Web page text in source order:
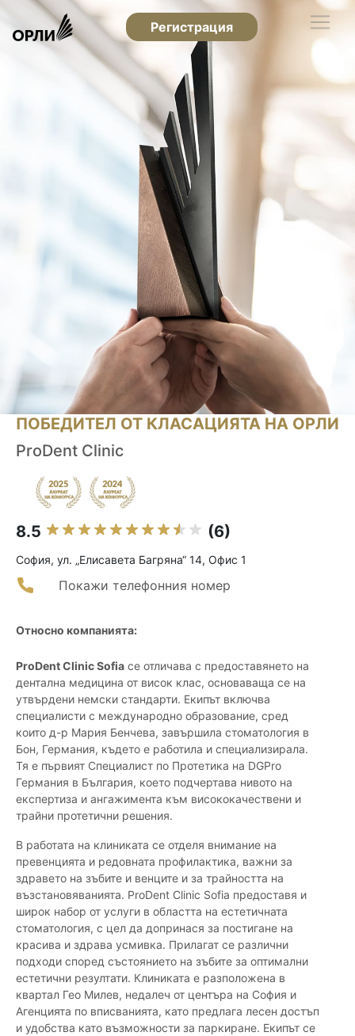
Регистрация
ПОБЕДИТЕЛ ОТ КЛАСАЦИЯТА НА ОРЛИ
ProDent Clinic
8.5 (6)
София, ул. „Елисавета Багряна“ 14, Офис 1
Покажи телефонния номер
Относно компанията:
ProDent Clinic Sofia се отличава с предоставянето на
дентална медицина от висок клас, основаваща се на
утвърдени немски стандарти. Екипът включва
специалисти с международно образование, сред
които д-р Мария Бенчева, завършила стоматология в
Бон, Германия, където е работила и специализирала.
Тя е първият Специалист по Протетика на DGPro
Германия в България, което подчертава нивото на
експертиза и ангажимента към висококачествени и
трайни протетични решения.
В работата на клиниката се отделя внимание на
превенцията и редовната профилактика, важни за
здравето на зъбите и венците и за трайността на
възстановяванията. ProDent Clinic Sofia предоставя и
широк набор от услуги в областта на естетичната
стоматология, с цел да допринася за постигане на
красива и здрава усмивка. Прилагат се различни
подходи според състоянието на зъбите за оптимални
естетични резултати. Клиниката е разположена в
квартал Гео Милев, недалеч от центъра на София и
Агенцията по вписванията, като предлага лесен достъп
и удобства като възможности за паркиране. Екипът се